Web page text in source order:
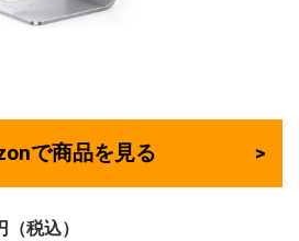
で商品を見る
税込）